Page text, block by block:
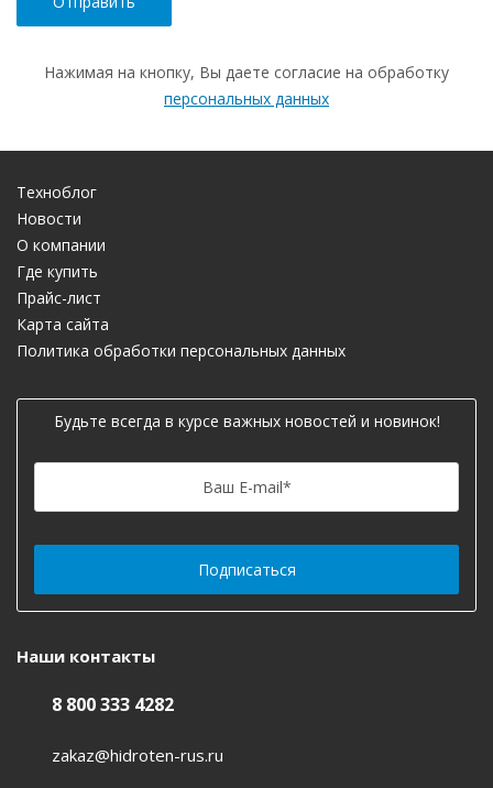
Нажимая на кнопку, Вы даете согласие на обработку
персональных данных
Техноблог
Новости
О компании
Где купить
Прайс-лист
Карта сайта
Политика обработки персональных данных
Будьте всегда в курсе важных новостей и новинок!
Ваш E-mail*
Наши контакты
8 800 333 4282
zakaz@hidroten-rus.ru